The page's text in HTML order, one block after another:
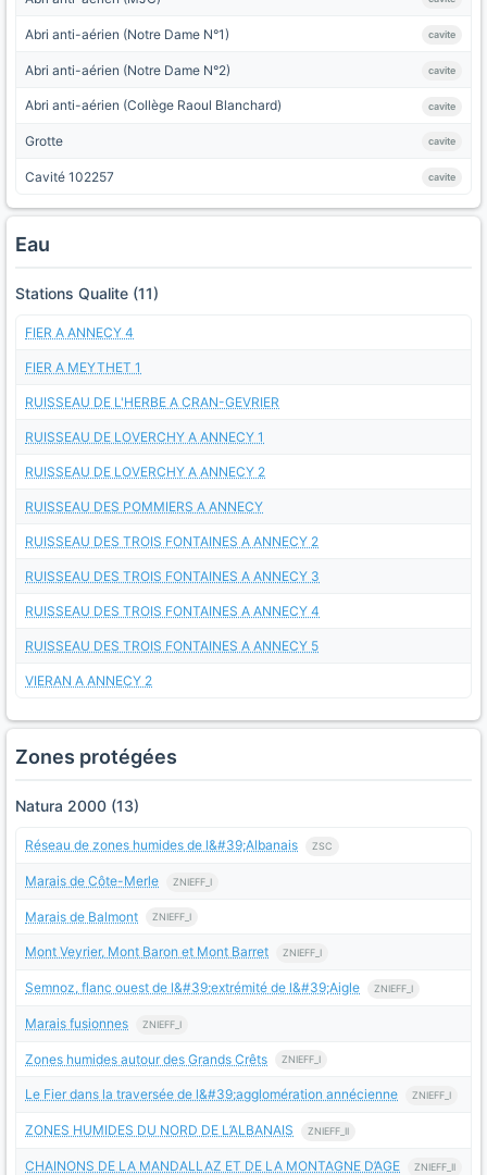
Abri anti-aérien (Notre Dame N°1) cavite
Abri anti-aérien (Notre Dame N°2) cavite
Abri anti-aérien (Collège Raoul Blanchard) cavite
Grotte cavite
Cavité 102257 cavite
Eau
Stations Qualite (11)
FIER A ANNECY 4
FIER A MEYTHET 1
RUISSEAU DE L'HERBE A CRAN-GEVRIER
RUISSEAU DE LOVERCHY A ANNECY 1
RUISSEAU DE LOVERCHY A ANNECY 2
RUISSEAU DES POMMIERS A ANNECY
RUISSEAU DES TROIS FONTAINES A ANNECY 2
RUISSEAU DES TROIS FONTAINES A ANNECY 3
RUISSEAU DES TROIS FONTAINES A ANNECY 4
RUISSEAU DES TROIS FONTAINES A ANNECY 5
VIERAN A ANNECY 2
Zones protégées
Natura 2000 (13)
Réseau de zones humides de l&#39;Albanais ZSC
Marais de Côte-Merle ZNIEFF_I
Marais de Balmont ZNIEFF_I
Mont Veyrier, Mont Baron et Mont Barret ZNIEFF_I
Semnoz, flanc ouest de l&#39;extrémité de l&#39;Aigle ZNIEFF_I
Marais fusionnes ZNIEFF_I
Zones humides autour des Grands Crêts ZNIEFF_I
Le Fier dans la traversée de l&#39;agglomération annécienne ZNIEFF_I
ZONES HUMIDES DU NORD DE L’ALBANAIS ZNIEFF_II
CHAINONS DE LA MANDALLAZ ET DE LA MONTAGNE D’AGE ZNIEFF_II